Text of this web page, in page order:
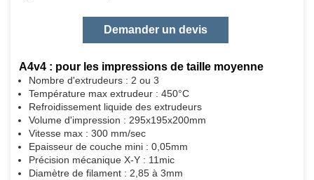
Demander un devis
A4v4 : pour les impressions de taille moyenne
Nombre d'extrudeurs : 2 ou 3
Température max extrudeur : 450°C
Refroidissement liquide des extrudeurs
Volume d'impression : 295x195x200mm
Vitesse max : 300 mm/sec
Epaisseur de couche mini : 0,05mm
Précision mécanique X-Y : 11mic
Diamètre de filament : 2,85 à 3mm